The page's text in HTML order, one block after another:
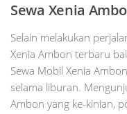
Sewa Xenia
Selain melakukan
Xenia Ambon terbaru
Sewa Mobil Xenia
selama liburan.
Ambon yang ke-kinian,